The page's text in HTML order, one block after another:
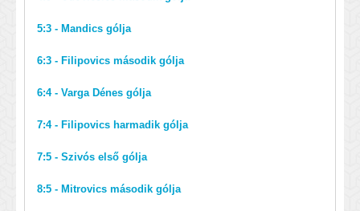
5:3 - Mandics gólja
6:3 - Filipovics második gólja
6:4 - Varga Dénes gólja
7:4 - Filipovics harmadik gólja
7:5 - Szivós első gólja
8:5 - Mitrovics második gólja